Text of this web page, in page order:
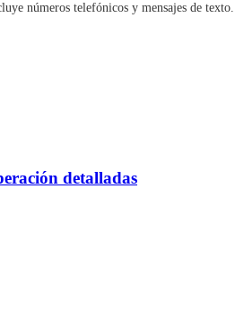
números telefónicos y mensajes de texto.
detalladas